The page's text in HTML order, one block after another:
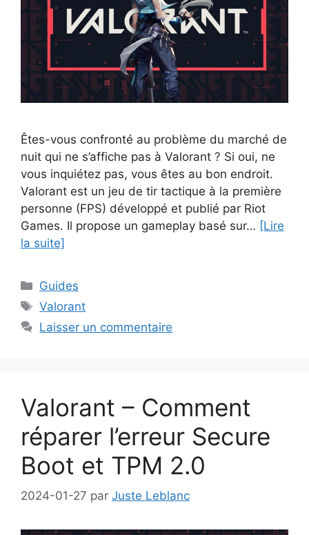
Êtes-vous confronté au problème du marché de
nuit qui ne s’affiche pas à Valorant ? Si oui, ne
vous inquiétez pas, vous êtes au bon endroit.
Valorant est un jeu de tir tactique à la première
personne (FPS) développé et publié par Riot
Games. Il propose un gameplay basé sur… [Lire
la suite]
Catégories
Guides
Étiquettes
Valorant
Laisser un commentaire
Valorant – Comment
réparer l’erreur Secure
Boot et TPM 2.0
2024-01-27 par Juste Leblanc